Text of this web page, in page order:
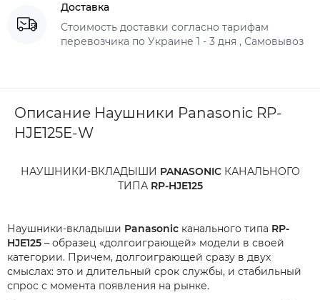
Доставка
Стоимость доставки согласно тарифам
перевозчика по Украине 1 - 3 дня , Самовывоз
Описание Наушники Panasonic RP-
HJE125E-W
НАУШНИКИ-ВКЛАДЫШИ PANASONIC КАНАЛЬНОГО
ТИПА RP-HJE125
Наушники-вкладыши Panasonic канального типа RP-
HJE125 – образец «долгоиграющей» модели в своей
категории. Причем, долгоиграющей сразу в двух
смыслах: это и длительный срок службы, и стабильный
спрос с момента появления на рынке.